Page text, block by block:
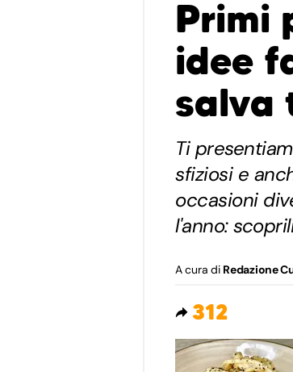
Primi
idee
salva
Ti
sfiziosi e
occasioni
l'anno:
A cura di Redazione
312